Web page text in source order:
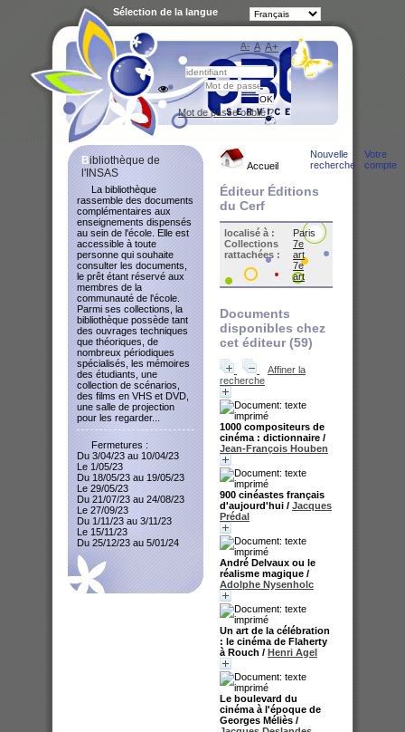
Accueil
Nouvelle
recherche
Votre
compte
Éditeur Éditions
du Cerf
localisé à :
Paris
Collections
rattachées :
7e
art
7e
art
Documents
disponibles chez
cet éditeur (59)
Affiner la
recherche
1000 compositeurs de
cinéma : dictionnaire /
Jean-François Houben
900 cinéastes français
d'aujourd'hui / Jacques
Prédal
André Delvaux ou le
réalisme magique /
Adolphe Nysenholc
Un art de la célébration
: le cinéma de Flaherty
à Rouch / Henri Agel
Le boulevard du
cinéma à l'époque de
Georges Méliès /
Bibliothèque de
l'INSAS
La bibliothèque
rassemble des documents
complémentaires aux
enseignements dispensés
au sein de l'école. Elle est
accessible à toute
personne qui souhaite
consulter les documents,
le prêt étant réservé aux
membres de la
communauté de l'école.
Parmi ses collections, la
bibliothèque possède tant
des ouvrages techniques
que théoriques, de
nombreux périodiques
spécialisés, les mémoires
des étudiants, une
collection de scénarios,
des films en VHS et DVD,
une salle de projection
pour les regarder...
Fermetures :
Du 3/04/23 au 10/04/23
Le 1/05/23
Du 18/05/23 au 19/05/23
Le 29/05/23
Du 21/07/23 au 24/08/23
Le 27/09/23
Du 1/11/23 au 3/11/23
Le 15/11/23
Du 25/12/23 au 5/01/24
A- A A+
Sélection de la langue
Mot de passe oublié ?